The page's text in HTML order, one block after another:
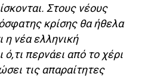
Στους νέους
κρίσης θα ήθελα
η νέα ελληνική
περνάει από το χέρι
τις απαραίτητες